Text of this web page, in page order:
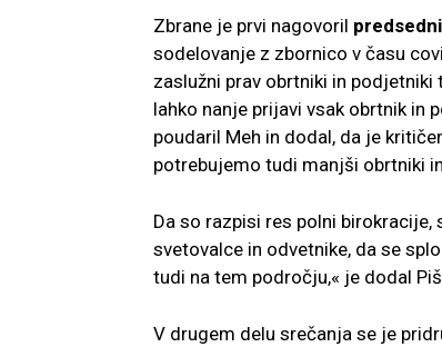
Zbrane je prvi nagovoril
sodelovanje z zbornico v času
zaslužni prav obrtniki in podjetniki
lahko nanje prijavi vsak obrtnik in
poudaril Meh in dodal, da je
potrebujemo tudi manjši obrtniki
Da so razpisi res polni birokracije,
svetovalce in odvetnike, da se
tudi na tem področju,« je dodal
V drugem delu srečanja se je